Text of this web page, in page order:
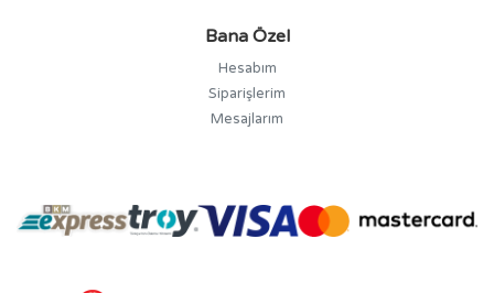
Bana Özel
Hesabım
Siparişlerim
Mesajlarım